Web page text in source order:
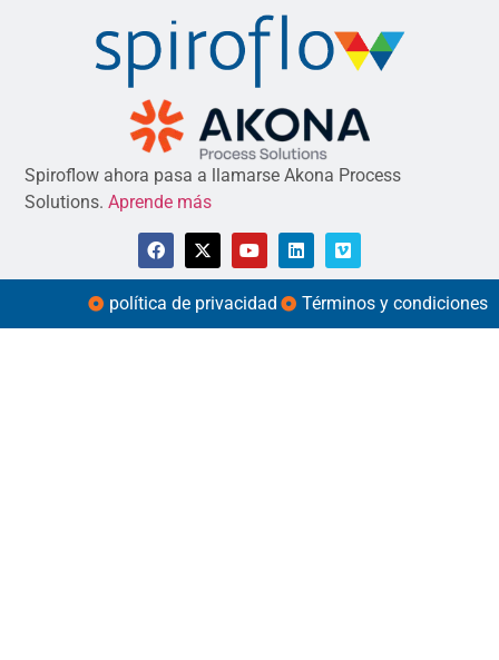
Spiroflow ahora pasa a llamarse Akona Process
Solutions.Aprende más
política de privacidad Términos y condiciones